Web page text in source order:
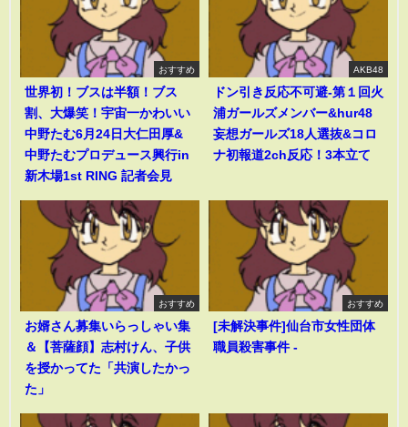
おすすめ
世界初！ブスは半額！ブス
割、大爆笑！宇宙一かわいい
中野たむ6月24日大仁田厚&
中野たむプロデュース興行in
新木場1st RING 記者会見
AKB48
ドン引き反応不可避-第１回火
浦ガールズメンバー&hur48
妄想ガールズ18人選抜&コロ
ナ初報道2ch反応！3本立て
おすすめ
お婿さん募集いらっしゃい集
＆【菩薩顔】志村けん、子供
を授かってた「共演したかっ
た」
おすすめ
[未解決事件]仙台市女性団体
職員殺害事件 -